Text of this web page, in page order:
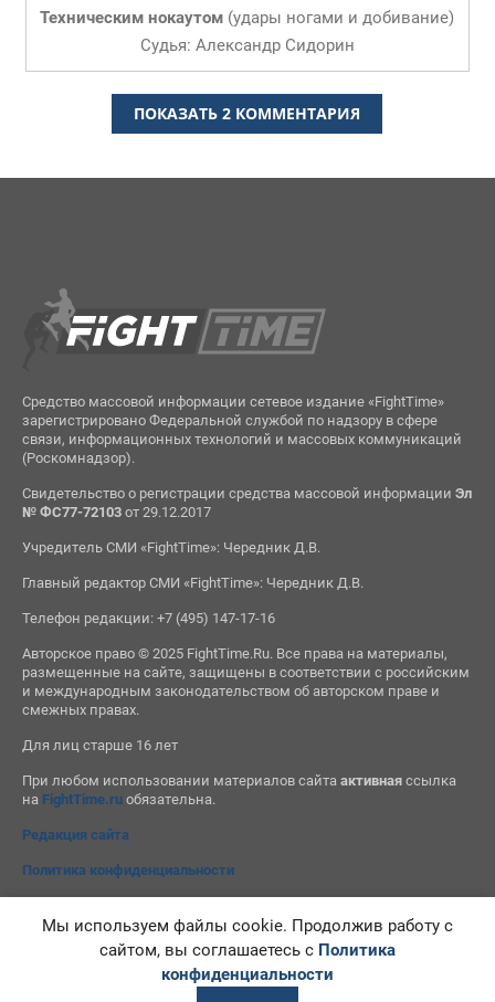
Техническим нокаутом (удары ногами и добивание)
Судья: Александр Сидорин
ПОКАЗАТЬ 2 КОММЕНТАРИЯ
Средство массовой информации сетевое издание «FightTime»
зарегистрировано Федеральной службой по надзору в сфере
связи, информационных технологий и массовых коммуникаций
(Роскомнадзор).
Свидетельство о регистрации средства массовой информации Эл
№ ФС77-72103от 29.12.2017
Учредитель СМИ «FightTime»: Чередник Д.В.
Главный редактор СМИ «FightTime»: Чередник Д.В.
Телефон редакции: +7 (495) 147-17-16
Авторское право © 2025 FightTime.Ru. Все права на материалы,
размещенные на сайте, защищены в соответствии с российским
и международным законодательством об авторском праве и
смежных правах.
Для лиц старше 16 лет
При любом использовании материалов сайта активнаяссылка
на FightTime.ruобязательна.
Редакция сайта
Политика конфиденциальности
Мы используем файлы cookie. Продолжив работу с
сайтом, вы соглашаетесь с Политика
конфиденциальности